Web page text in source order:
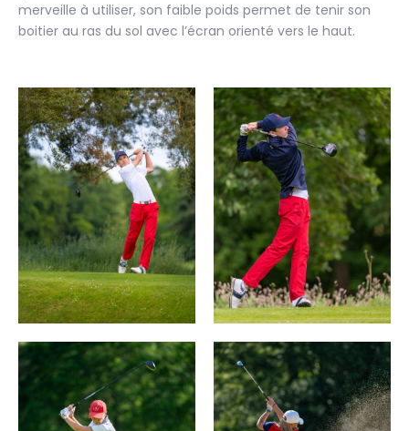
merveille à utiliser, son faible poids permet de tenir son
boitier au ras du sol avec l’écran orienté vers le haut.